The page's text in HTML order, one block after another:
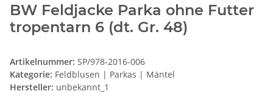
BW Feldjacke Parka ohne Futter
tropentarn 6 (dt. Gr. 48)
Artikelnummer: SP/978-2016-006
Kategorie: Feldblusen | Parkas | Mäntel
Hersteller: unbekannt_1